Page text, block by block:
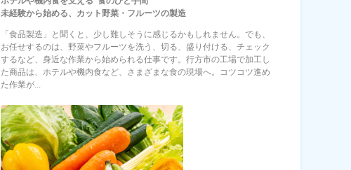
未経験から始める、カット野菜・フルーツの製造
「食品製造」と聞くと、少し難しそうに感じるかもしれません。でも、
お任せするのは、野菜やフルーツを洗う、切る、盛り付ける、チェック
するなど、身近な作業から始められる仕事です。行方市の工場で加工し
た商品は、ホテルや機内食など、さまざまな食の現場へ。コツコツ進め
た作業が...